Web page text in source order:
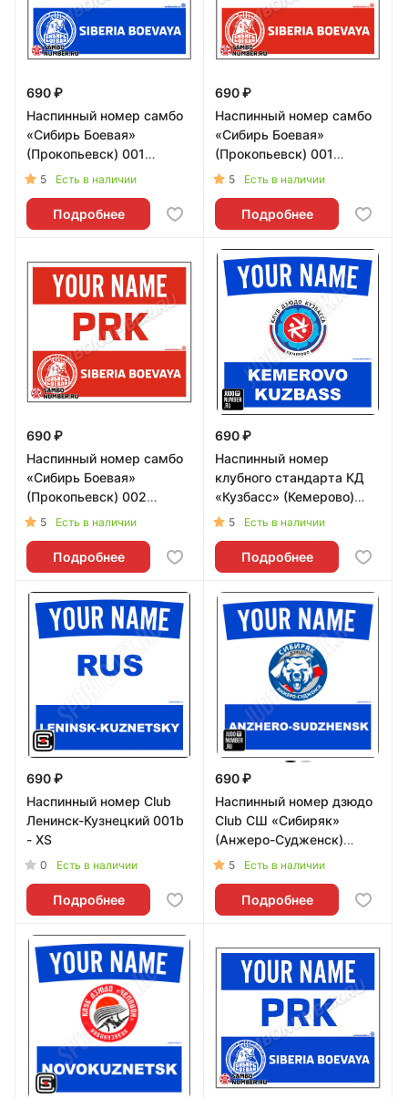
690 ₽
Наспинный номер самбо
«Сибирь Боевая»
(Прокопьевск) 001
(синий) - L
5 Есть в наличии
Подробнее
690 ₽
Наспинный номер самбо
«Сибирь Боевая»
(Прокопьевск) 001
(красный) - L
5 Есть в наличии
Подробнее
690 ₽
Наспинный номер самбо
«Сибирь Боевая»
(Прокопьевск) 002
(красный) - L
5 Есть в наличии
Подробнее
690 ₽
Наспинный номер
клубного стандарта КД
«Кузбасс» (Кемерово)
001b - L
5 Есть в наличии
Подробнее
690 ₽
Наспинный номер Club
Ленинск-Кузнецкий 001b
- XS
0 Есть в наличии
Подробнее
690 ₽
Наспинный номер дзюдо
Club СШ «Сибиряк»
(Анжеро-Судженск)
001wb - L
5 Есть в наличии
Подробнее